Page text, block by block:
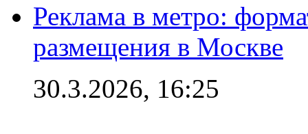
Реклама в метро:
размещения в Москве
30.3.2026, 16:25